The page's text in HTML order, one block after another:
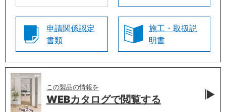
申請関係認定
書類
施工・取扱説
明書
この製品の情報を
WEBカタログで閲覧する